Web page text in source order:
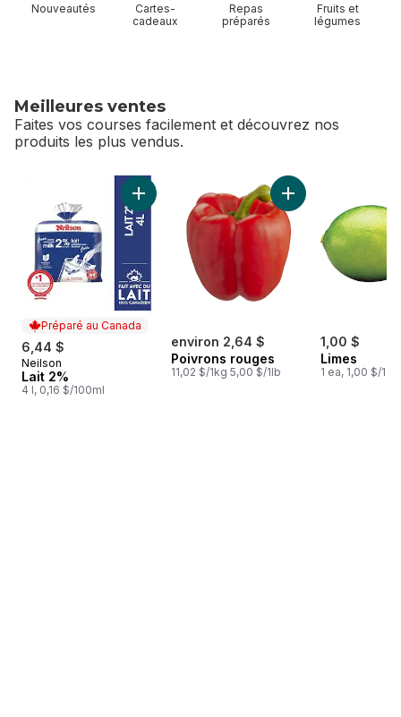
Nouveautés
Cartes-
cadeaux
Repas
préparés
Fruits et
légumes
Meilleures ventes
Faites vos courses facilement et découvrez nos
produits les plus vendus.
sauter Meilleures ventes
Préparé au Canada
6,44 $
Préparé au Canada
Neilson
Lait 2%
4 l, 0,16 $/100ml
Ajouter Lait 2% au panier
environ 2,64 $
Poivrons rouges
11,02 $/1kg 5,00 $/1lb
Ajouter Poivrons
1,00 $
Limes
1 ea, 1,00 $/1ch